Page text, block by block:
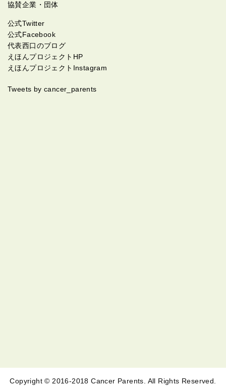
協賛企業・団体
公式Twitter
公式Facebook
代表西口のブログ
えほんプロジェクトHP
えほんプロジェクトInstagram
Tweets by cancer_parents
Copyright © 2016-2018 Cancer Parents. All Rights Reserved.